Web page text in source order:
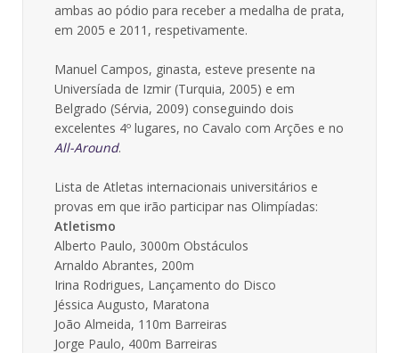
ambas ao pódio para receber a medalha de prata,
em 2005 e 2011, respetivamente.
Manuel Campos, ginasta, esteve presente na
Universíada de Izmir (Turquia, 2005) e em
Belgrado (Sérvia, 2009) conseguindo dois
excelentes 4º lugares, no Cavalo com Arções e no
All-Around.
Lista de Atletas internacionais universitários e
provas em que irão participar nas Olimpíadas:
Atletismo
Alberto Paulo, 3000m Obstáculos
Arnaldo Abrantes, 200m
Irina Rodrigues, Lançamento do Disco
Jéssica Augusto, Maratona
João Almeida, 110m Barreiras
Jorge Paulo, 400m Barreiras